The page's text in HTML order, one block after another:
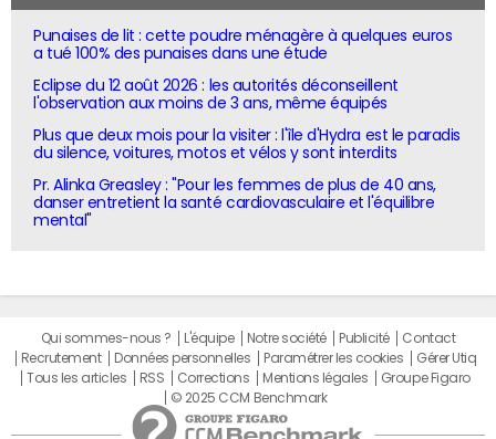
Punaises de lit : cette poudre ménagère à quelques euros
a tué 100% des punaises dans une étude
Eclipse du 12 août 2026 : les autorités déconseillent
l'observation aux moins de 3 ans, même équipés
Plus que deux mois pour la visiter : l'île d'Hydra est le paradis
du silence, voitures, motos et vélos y sont interdits
Pr. Alinka Greasley : "Pour les femmes de plus de 40 ans,
danser entretient la santé cardiovasculaire et l'équilibre
mental"
Qui sommes-nous ? L'équipe Notre société Publicité
Contact
Recrutement
Données personnelles Paramétrer les cookies
Gérer Utiq
Tous les articles
RSS Corrections Mentions légales
Groupe Figaro
© 2025 CCM Benchmark